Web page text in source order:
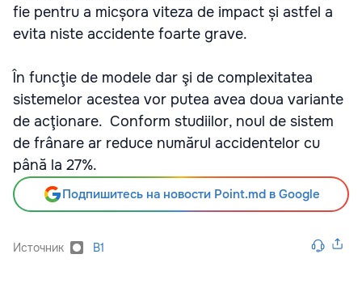
fie pentru a micșora viteza de impact și astfel a
evita niste accidente foarte grave.
În funcţie de modele dar şi de complexitatea
sistemelor acestea vor putea avea doua variante
de acţionare. Conform studiilor, noul de sistem
de frânare ar reduce numărul accidentelor cu
până la 27%.
Подпишитесь на новости Point.md в Google
Источник B1